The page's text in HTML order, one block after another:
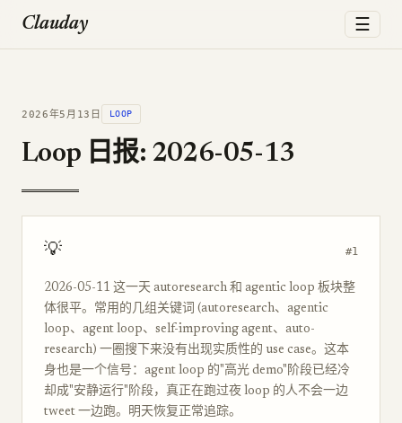
Clauday ☰
2026年5月13日 LOOP
Loop 日报: 2026-05-13
💡 #1
2026-05-11 这一天 autoresearch 和 agentic loop 板块整
体很平。常用的几组关键词 (autoresearch、agentic
loop、agent loop、self-improving agent、auto-
research) 一圈搜下来没有出现实质性的 use case。这本
身也是一个信号：agent loop 的"高光 demo"阶段已经冷
却成"安静运行"阶段，真正在跑过夜 loop 的人不会一边
tweet 一边跑。明天恢复正常追踪。